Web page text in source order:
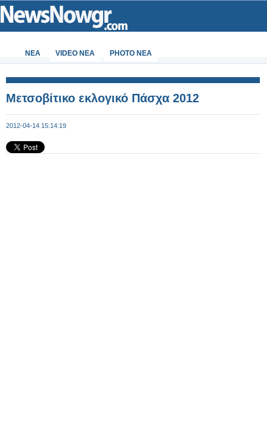
ΝΕΑ VIDEO NEA PHOTO NEA
Μετσοβίτικο εκλογικό Πάσχα 2012
2012-04-14 15:14:19